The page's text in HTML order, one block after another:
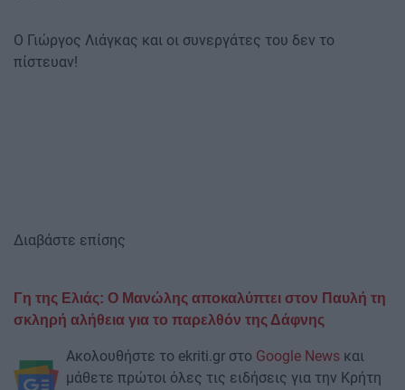
Ο Γιώργος Λιάγκας και οι συνεργάτες του δεν το
πίστευαν!
Διαβάστε επίσης
Γη της Ελιάς: Ο Μανώλης αποκαλύπτει στον Παυλή τη
σκληρή αλήθεια για το παρελθόν της Δάφνης
Ακολουθήστε το ekriti.gr στο Google News και
μάθετε πρώτοι όλες τις ειδήσεις για την Κρήτη